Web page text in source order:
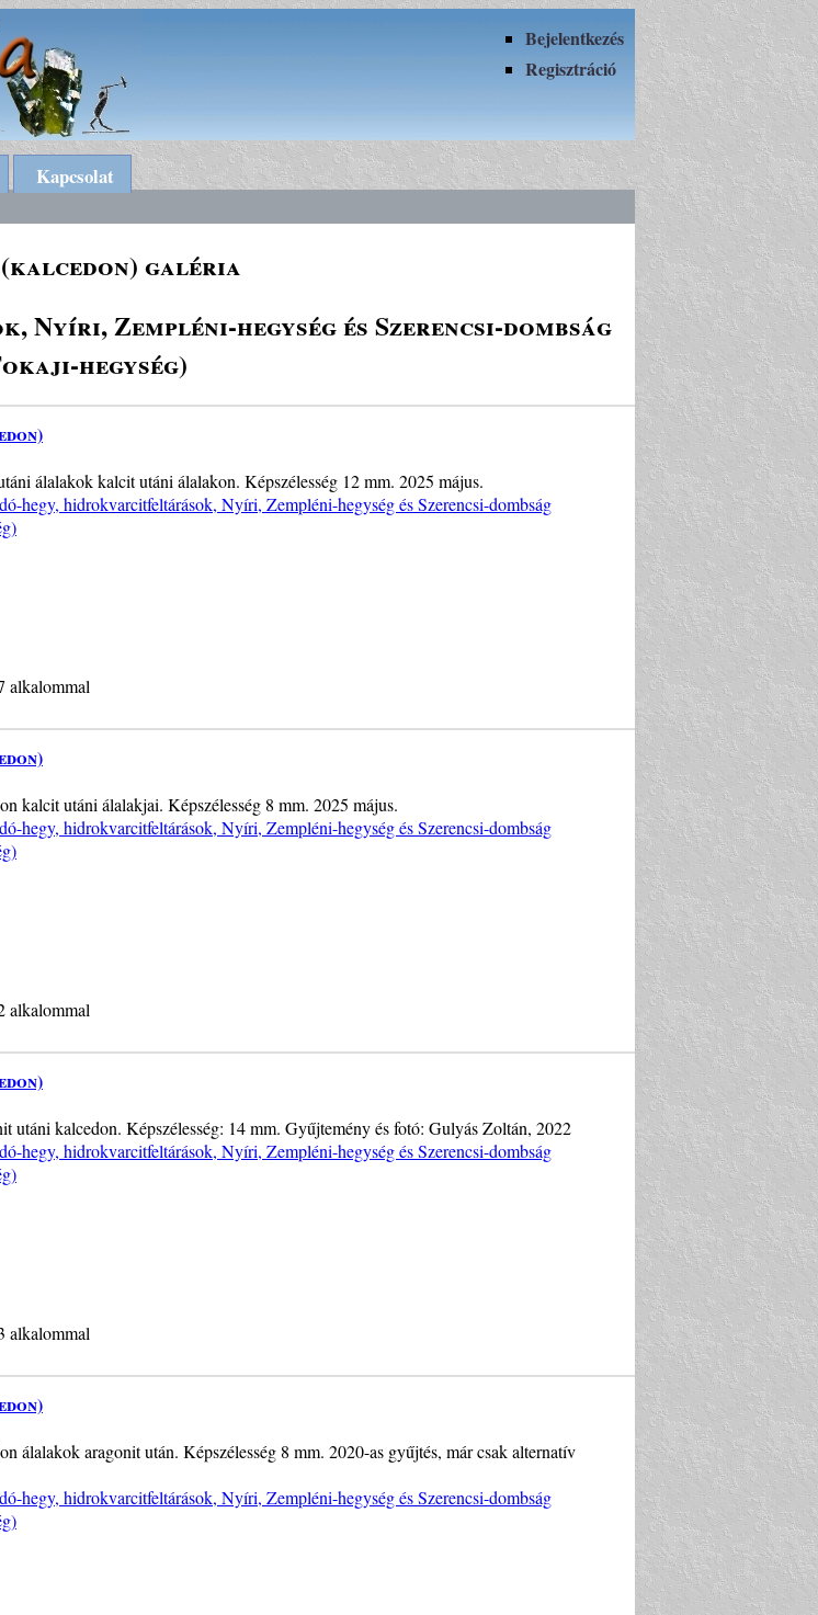
Bejelentkezés
Regisztráció
Kapcsolat
galéria
Zempléni-hegység és Szerencsi-dombság
hegység)
álalakok kalcit utáni álalakon. Képszélesség 12 mm. 2025 május.
hegy, hidrokvarcitfeltárások, Nyíri, Zempléni-hegység és Szerencsi-dombság
alkalommal
kalcit utáni álalakjai. Képszélesség 8 mm. 2025 május.
hegy, hidrokvarcitfeltárások, Nyíri, Zempléni-hegység és Szerencsi-dombság
alkalommal
utáni kalcedon. Képszélesség: 14 mm. Gyűjtemény és fotó: Gulyás Zoltán, 2022
hegy, hidrokvarcitfeltárások, Nyíri, Zempléni-hegység és Szerencsi-dombság
alkalommal
álalakok aragonit után. Képszélesség 8 mm. 2020-as gyűjtés, már csak alternatív
hegy, hidrokvarcitfeltárások, Nyíri, Zempléni-hegység és Szerencsi-dombság